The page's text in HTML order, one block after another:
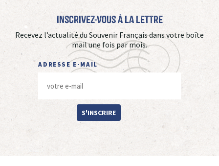
Inscrivez-vous à La Lettre
Recevez l’actualité du Souvenir Français dans votre boîte
mail une fois par mois.
ADRESSE E-MAIL
S'INSCRIRE